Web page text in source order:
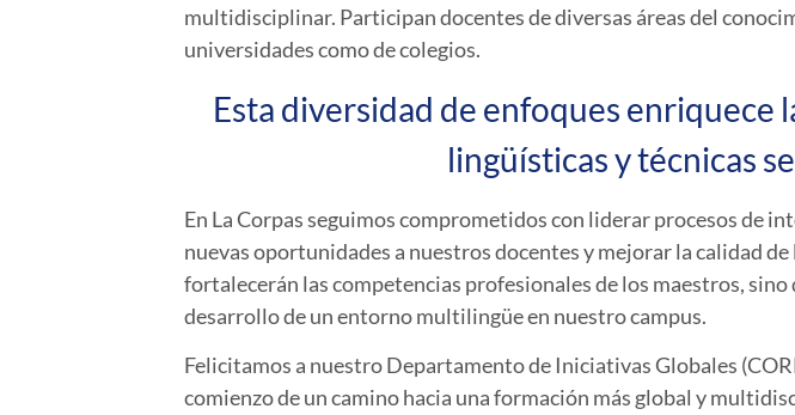
multidisciplinar. Participan docentes de diversas áreas del
universidades como de colegios.
Esta diversidad de enfoques enriquece
lingüísticas y técnicas
En La Corpasseguimos comprometidos con liderar procesos de
nuevas oportunidades a nuestros docentes y mejorar la calidad
fortalecerán las competencias profesionales de los maestros,
desarrollo de un entorno multilingüe en nuestro campus.
Felicitamos a nuestro Departamento de Iniciativas Globales
comienzo de un camino hacia una formación más global y